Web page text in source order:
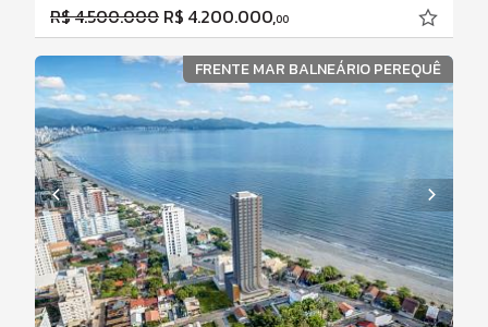
R$ 4.500.000 R$ 4.200.000,00
FRENTE MAR BALNEÁRIO PEREQUÊ